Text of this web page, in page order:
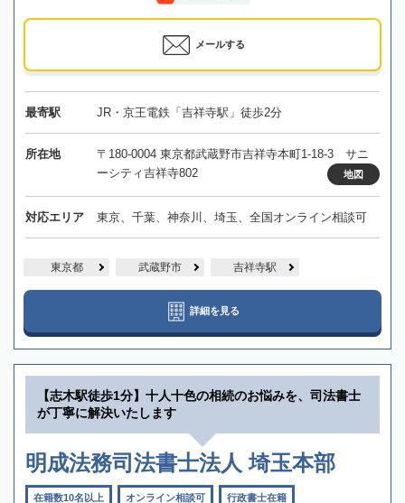
メールする
最寄駅 JR・京王電鉄「吉祥寺駅」徒歩2分
所在地
〒180-0004 東京都武蔵野市吉祥寺本町1-18-3 サニ
ーシティ吉祥寺802
地図
対応エリア 東京、千葉、神奈川、埼玉、全国オンライン相談可
東京都 武蔵野市 吉祥寺駅
詳細を見る
【志木駅徒歩1分】十人十色の相続のお悩みを、司法書士
が丁寧に解決いたします
明成法務司法書士法人 埼玉本部
在籍数10名以上 オンライン相談可 行政書士在籍